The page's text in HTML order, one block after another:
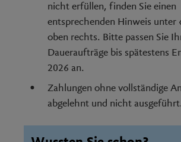
nicht erfüllen, finden Sie einen
entsprechenden Hinweis unter
oben rechts. Bitte passen Sie
Daueraufträge bis spätestens
2026 an.
Zahlungen ohne vollständige
abgelehnt und nicht ausgeführt.